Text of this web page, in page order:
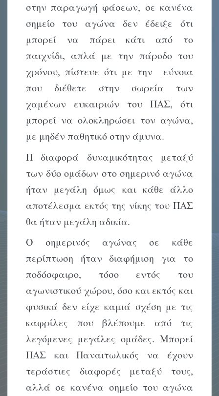
στην παραγωγή φάσεων, σε κανένα
σημείο του αγώνα δεν έδειξε ότι
μπορεί να πάρει κάτι από το
παιχνίδι, απλά με την πάροδο του
χρόνου, πίστευε ότι με την εύνοια
που διέθετε στην σωρεία των
χαμένων ευκαιριών του ΠΑΣ, ότι
μπορεί να ολοκληρώσει τον αγώνα,
με μηδέν παθητικό στην άμυνα.
Η διαφορά δυναμικότητας μεταξύ
των δύο ομάδων στο σημερινό αγώνα
ήταν μεγάλη όμως και κάθε άλλο
αποτέλεσμα εκτός της νίκης του ΠΑΣ
θα ήταν μεγάλη αδικία.
Ο σημερινός αγώνας σε κάθε
περίπτωση ήταν διαφήμιση για το
ποδόσφαιρο, τόσο εντός του
αγωνιστικού χώρου, όσο και εκτός και
φυσικά δεν είχε καμιά σχέση με τις
καφρίλες που βλέπουμε από τις
λεγόμενες μεγάλες ομάδες. Μπορεί
ΠΑΣ και Παναιτωλικός να έχουν
τεράστιες διαφορές μεταξύ τους,
αλλά σε κανένα σημείο του αγώνα